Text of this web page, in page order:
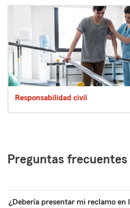
Responsabilidad civil
Preguntas frecuentes
¿Debería presentar mi reclamo en